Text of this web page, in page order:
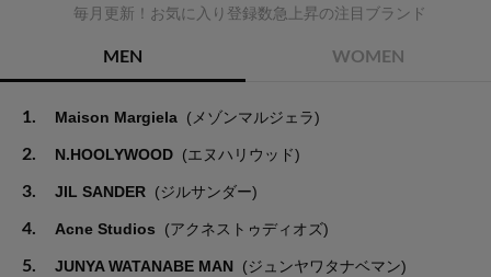
毎月更新！お気に入り登録数急上昇の注目ブランド
MEN WOMEN
1. Maison Margiela (メゾンマルジェラ)
2. N.HOOLYWOOD (エヌハリウッド)
3. JIL SANDER (ジルサンダー)
4. Acne Studios (アクネストゥディオズ)
5. JUNYA WATANABE MAN (ジュンヤワタナベマン)